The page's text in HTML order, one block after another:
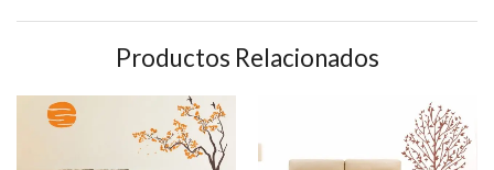
Productos Relacionados